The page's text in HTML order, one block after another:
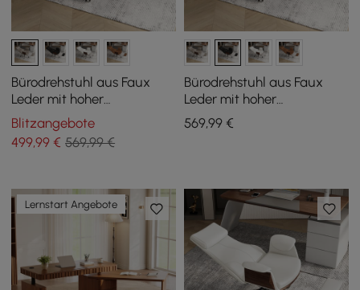
Bürodrehstuhl aus Faux
Leder mit hoher
Rückenlehne, Liegefunktion
und Fußstütze in Khaki
Blitzangebote
499,99 € 569,99 €
Bürodrehstuhl aus Faux
Leder mit hoher
Rückenlehne, Liegefunktion
und Fußstütze in Schwarz
569,99€
Lernstart Angebote